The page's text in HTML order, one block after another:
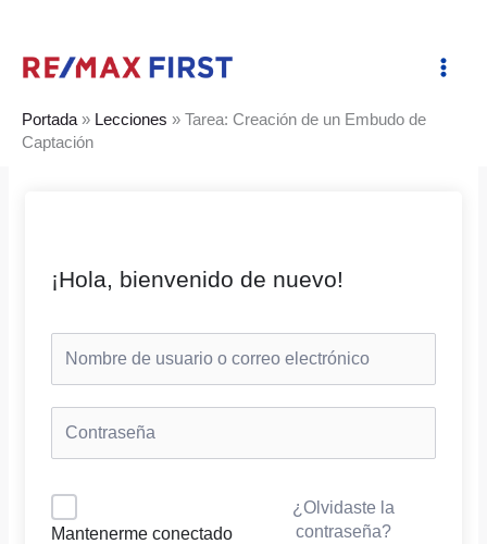
contenido
Portada » Lecciones » Tarea: Creación de un Embudo de
Captación
¡Hola, bienvenido de nuevo!
Mantenerme conectado
¿Olvidaste la
contraseña?